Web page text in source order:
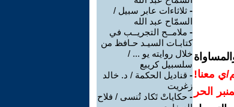
ي معنا!
الحر
- ثلاثاءات عابر سبيل /
السمّاح عبد الله
- ملامــح التجريــب في
كتابـات السيـد حـافظ من
خلال روايته يو ... /
سلسبيل كريبع
- قناديل الحكمة / د. خالد
زغريت
- حكاياتْ تَكاد تُنسى / فلاح